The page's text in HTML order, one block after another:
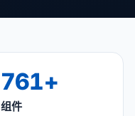
761+
组件